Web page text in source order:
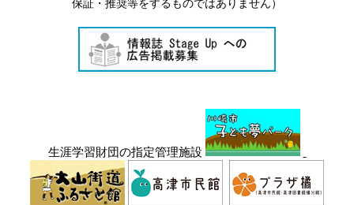
保証・推奨等をするものではありません）
生涯学習財団の指定管理施設